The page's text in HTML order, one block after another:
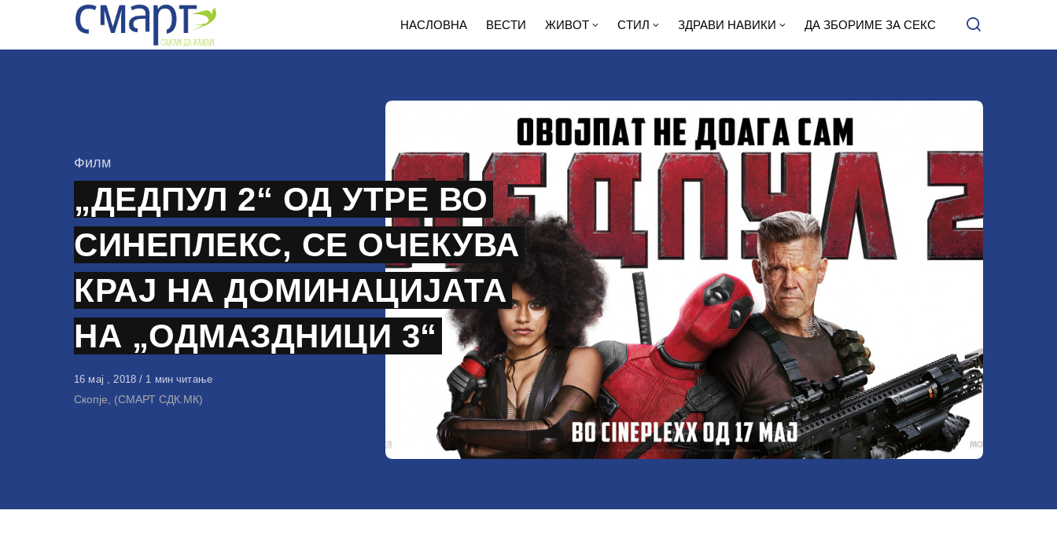
НАСЛОВНА ВЕСТИ ЖИВОТ СТИЛ ЗДРАВИ НАВИКИ ДА ЗБОРИМЕ ЗА СЕКС
КАтегорија
Филм
„ДЕДПУЛ 2“ ОД УТРЕ ВО
СИНЕПЛЕКС, СЕ ОЧЕКУВА
КРАЈ НА ДОМИНАЦИЈАТА
НА „ОДМАЗДНИЦИ 3“
Објавено
на
16 мај , 2018 1 мин читање
Скопје, (СМАРТ СДК.МК)